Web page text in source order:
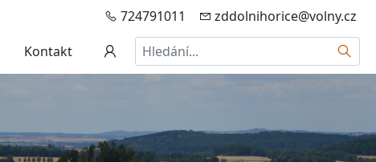
724791011
zddolnihorice@volny.cz
Kontakt Hledat